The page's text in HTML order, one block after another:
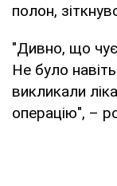
полон,
"Дивно, що
Не було
викликали
операцію", –